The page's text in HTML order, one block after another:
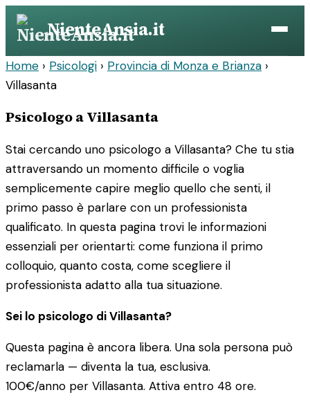
Vai
contenuto
NienteAnsia.it
Home › Psicologi › Provincia di Monza e Brianza ›
Villasanta
Psicologo a Villasanta
Stai cercando uno psicologo a Villasanta? Che tu stia
attraversando un momento difficile o voglia
semplicemente capire meglio quello che senti, il
primo passo è parlare con un professionista
qualificato. In questa pagina trovi le informazioni
essenziali per orientarti: come funziona il primo
colloquio, quanto costa, come scegliere il
professionista adatto alla tua situazione.
Sei lo psicologo di Villasanta?
Questa pagina è ancora libera. Una sola persona può
reclamarla — diventa la tua, esclusiva.
100€/anno per Villasanta. Attiva entro 48 ore.